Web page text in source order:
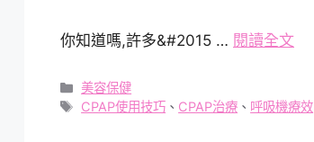
你知道嗎,許多&#2015 … 閱讀全文
分
類
美容保健
標
CPAP使用技巧 、 CPAP治療 、 呼吸機療效